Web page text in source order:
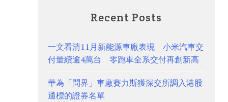
Recent Posts
一文看清11月新能源車廠表現 小米汽車交
付量續逾4萬台 零跑車全系交付再創新高
華為「問界」車廠賽力斯獲深交所調入港股
通標的證券名單